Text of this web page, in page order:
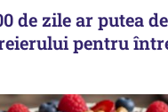
de zile ar putea
pentru